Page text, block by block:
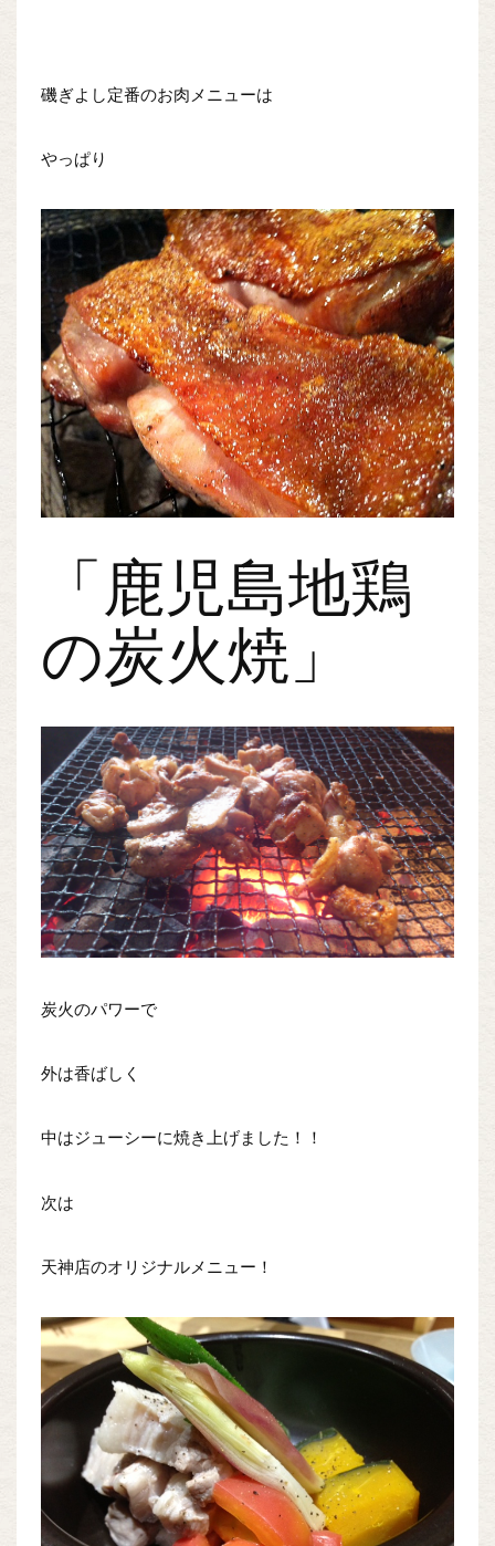
磯ぎよし定番のお肉メニューは
やっぱり
「鹿児島地鶏
の炭火焼」
炭火のパワーで
外は香ばしく
中はジューシーに焼き上げました！！
次は
天神店のオリジナルメニュー！